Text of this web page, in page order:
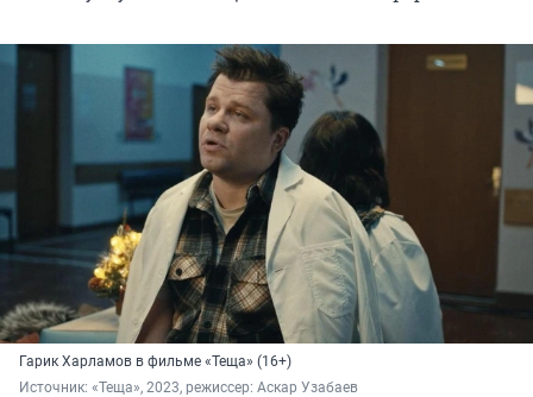
Гарик Харламов в фильме «Теща» (16+)
Источник: «Теща», 2023, режиссер: Аскар Узабаев